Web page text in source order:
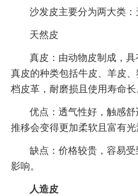
沙发皮主要分为两大类：
天然皮
真皮：由动物皮制成，具
真皮的种类包括牛皮、羊皮
档皮革，耐磨损且使用寿命长
优点：透气性好，触感
推移会变得更加柔软且富有光
缺点：价格较贵，容易
影响。
人造皮